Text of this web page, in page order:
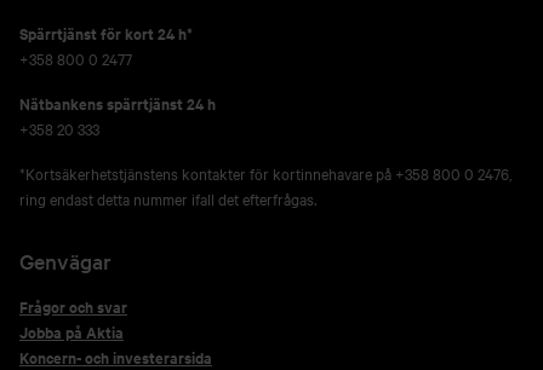
Spärrtjänst för kort 24 h*
+358 800 0 2477
Nätbankens spärrtjänst 24 h
+358 20 333
*Kortsäkerhetstjänstens kontakter för kortinnehavare på +358 800 0 2476,
ring endast detta nummer ifall det efterfrågas.
Genvägar
Frågor och svar
Jobba på Aktia
Koncern- och investerarsida